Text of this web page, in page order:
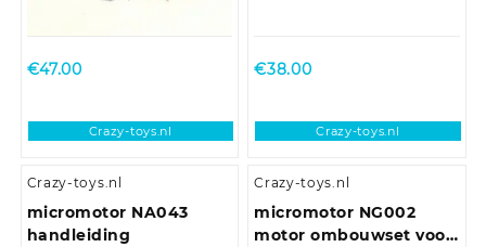
€47.00
Crazy-toys.nl
€38.00
Crazy-toys.nl
Crazy-toys.nl
micromotor NA043
handleiding
Crazy-toys.nl
micromotor NG002
motor ombouwset voor